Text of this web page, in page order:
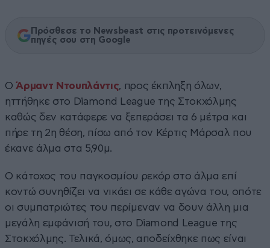
Πρόσθεσε το Newsbeast στις προτεινόμενες
πηγές σου στη Google
ΟΆρμαντ Ντουπλάντις, προς έκπληξη όλων,
ηττήθηκε στο Diamond League της Στοκχόλμης
καθώς δεν κατάφερε να ξεπεράσει τα 6 μέτρα και
πήρε τη 2η θέση, πίσω από τον Κέρτις Μάρσαλ που
έκανε άλμα στα 5,90μ.
Ο κάτοχος του παγκοσμίου ρεκόρ στο άλμα επί
κοντώ συνηθίζει να νικάει σε κάθε αγώνα του, οπότε
οι συμπατριώτες του περίμεναν να δουν άλλη μια
μεγάλη εμφάνισή του, στο Diamond League της
Στοκχόλμης. Τελικά, όμως, αποδείχθηκε πως είναι